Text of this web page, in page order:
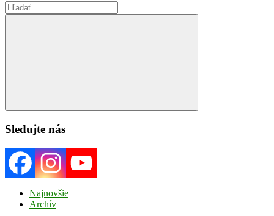
Search
for:
Search
Sledujte nás
Najnovšie
Archív